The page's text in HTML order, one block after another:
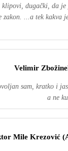
klipovi, dugački, da
zakon. ...a tek kakva
Velimir
sam, kratko i
a ne
Mile Krezović